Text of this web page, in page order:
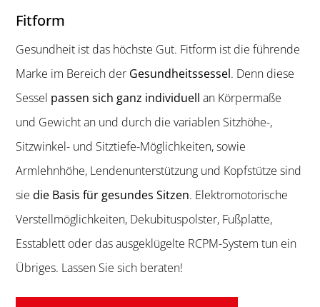
Fitform
Gesundheit ist das höchste Gut. Fitform ist die führende
Marke im Bereich der Gesundheitssessel. Denn diese
Sessel passen sich ganz individuell an Körpermaße
und Gewicht an und durch die variablen Sitzhöhe-,
Sitzwinkel- und Sitztiefe-Möglichkeiten, sowie
Armlehnhöhe, Lendenunterstützung und Kopfstütze sind
siedie Basis für gesundes Sitzen. Elektromotorische
Verstellmöglichkeiten, Dekubituspolster, Fußplatte,
Esstablett oder das ausgeklügelte RCPM-System tun ein
Übriges. Lassen Sie sich beraten!